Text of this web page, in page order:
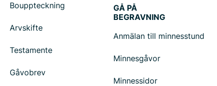
Bouppteckning
Arvskifte
Testamente
Gåvobrev
GÅ PÅ
BEGRAVNING
Anmälan till minnesstund
Minnesgåvor
Minnessidor